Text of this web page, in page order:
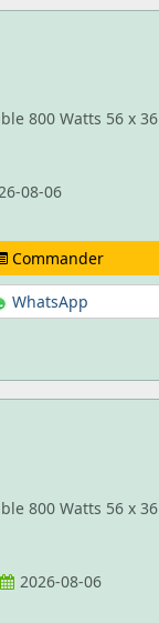
800 Watts 56 x 36
08-06
Commander
WhatsApp
800 Watts 56 x 36
2026-08-06